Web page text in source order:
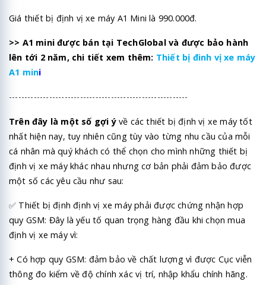
Giá thiết bị định vị xe máy A1 Mini là 990.000đ.
>> A1 mini được bán tại TechGlobal và được bảo hành
lên tới 2 năm, chi tiết xem thêm: Thiết bị đinh vị xe máy
A1 mini
----------------------------------------------------------
Trên đây là một số gợi ý về các thiết bị định vị xe máy tốt
nhất hiện nay, tuy nhiên cũng tùy vào từng nhu cầu của mỗi
cá nhân mà quý khách có thể chọn cho mình những thiết bị
định vị xe máy khác nhau nhưng cơ bản phải đảm bảo được
một số các yêu cầu như sau:
✅ Thiết bị định định vị xe máy phải được chứng nhận hợp
quy GSM: Đây là yếu tố quan trọng hàng đầu khi chọn mua
định vị xe máy vì:
+ Có hợp quy GSM: đảm bảo về chất lượng vì được Cục viễn
thông đo kiểm về độ chính xác vị trí, nhập khẩu chính hãng.